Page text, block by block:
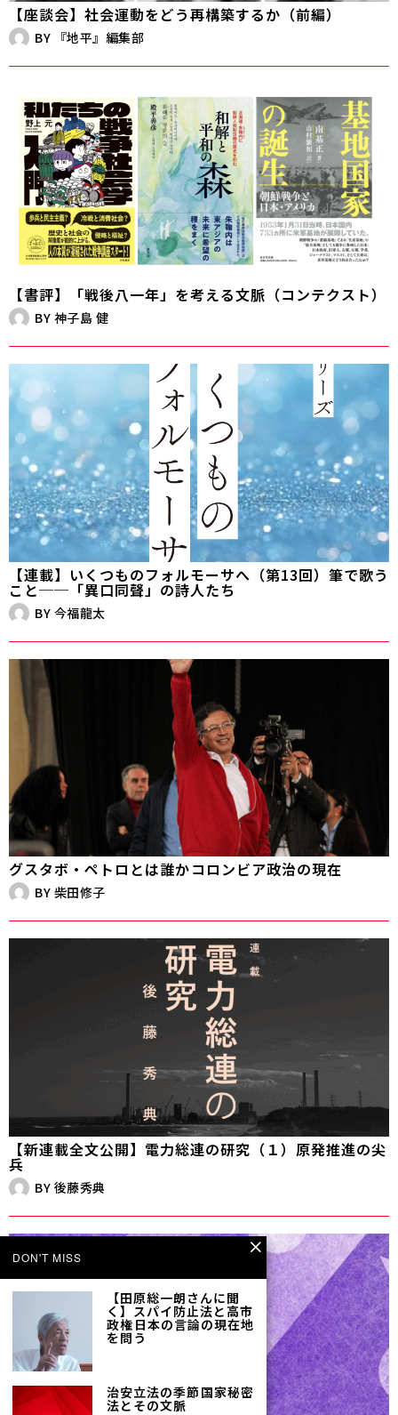
【座談会】社会運動をどう再構築するか（前編）
BY 『地平』編集部
【書評】「戦後八一年」を考える文脈（コンテクスト）
BY 神子島 健
【連載】いくつものフォルモーサへ（第13回）筆で歌う
こと──「異口同聲」の詩人たち
BY 今福龍太
グスタボ・ペトロとは誰か――コロンビア政治の現在
BY 柴田修子
【新連載全文公開】電力総連の研究（１）原発推進の尖
兵
BY 後藤秀典
DON'T MISS
【田原総一朗さんに聞
く】スパイ防止法と高市
政権――日本の言論の現在地
を問う
治安立法の季節――国家秘密
法とその文脈